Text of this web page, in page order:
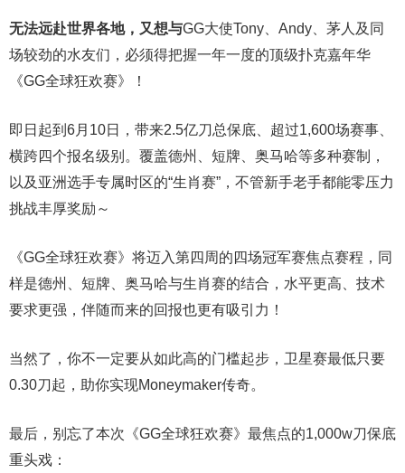
无法远赴世界各地，又想与GG大使Tony、Andy、茅人及同
场较劲的水友们，必须得把握一年一度的顶级扑克嘉年华
《GG全球狂欢赛》！
即日起到6月10日，带来2.5亿刀总保底、超过1,600场赛事、
横跨四个报名级别。 覆盖德州、短牌、奥马哈等多种赛制，
以及亚洲选手专属时区的“生肖赛”，不管新手老手都能零压力
挑战丰厚奖励～
《GG全球狂欢赛》将迈入第四周的四场冠军赛焦点赛程，同
样是德州、短牌、奥马哈与生肖赛的结合，水平更高、技术
要求更强，伴随而来的回报也更有吸引力！
当然了，你不一定要从如此高的门槛起步，卫星赛最低只要
0.30刀起，助你实现Moneymaker传奇。
最后，别忘了本次《GG全球狂欢赛》最焦点的1,000w刀保底
重头戏：